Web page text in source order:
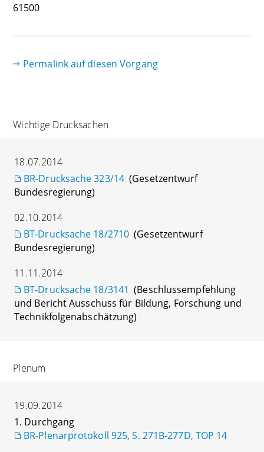
61500
Permalink auf diesen Vorgang
Wichtige Drucksachen
18.07.2014
BR-Drucksache 323/14 (Gesetzentwurf
Bundesregierung)
02.10.2014
BT-Drucksache 18/2710 (Gesetzentwurf
Bundesregierung)
11.11.2014
BT-Drucksache 18/3141 (Beschlussempfehlung
und Bericht Ausschuss für Bildung, Forschung und
Technikfolgenabschätzung)
Plenum
19.09.2014
1. Durchgang
BR-Plenarprotokoll 925, S. 271B-277D, TOP 14